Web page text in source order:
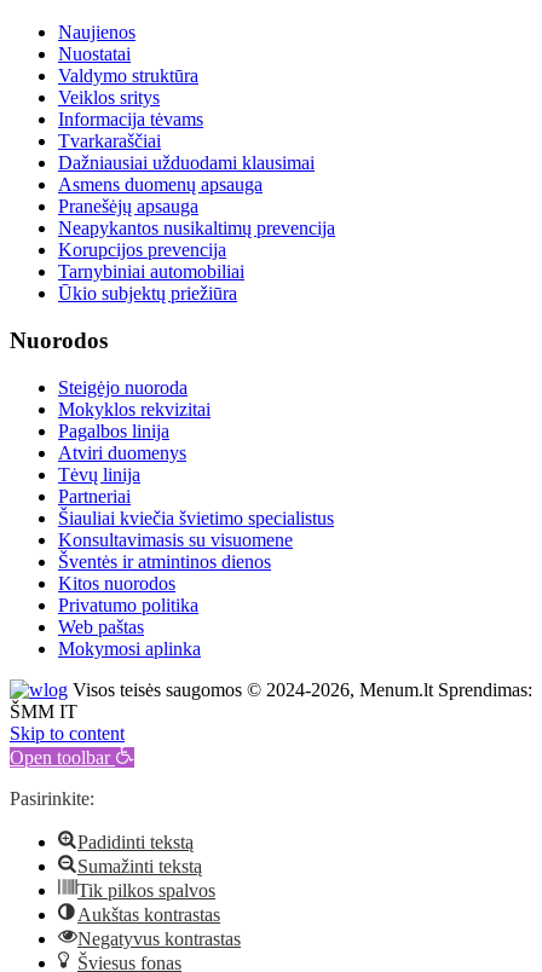
Naujienos
Nuostatai
Valdymo struktūra
Veiklos sritys
Informacija tėvams
Tvarkaraščiai
Dažniausiai užduodami klausimai
Asmens duomenų apsauga
Pranešėjų apsauga
Neapykantos nusikaltimų prevencija
Korupcijos prevencija
Tarnybiniai automobiliai
Ūkio subjektų priežiūra
Nuorodos
Steigėjo nuoroda
Mokyklos rekvizitai
Pagalbos linija
Atviri duomenys
Tėvų linija
Partneriai
Šiauliai kviečia švietimo specialistus
Konsultavimasis su visuomene
Šventės ir atmintinos dienos
Kitos nuorodos
Privatumo politika
Web paštas
Mokymosi aplinka
Visos teisės saugomos © 2024-2026, Menum.lt Sprendimas:
ŠMM IT
Skip to content
Open toolbar
Pasirinkite:
Padidinti tekstą
Sumažinti tekstą
Tik pilkos spalvos
Aukštas kontrastas
Negatyvus kontrastas
Šviesus fonas